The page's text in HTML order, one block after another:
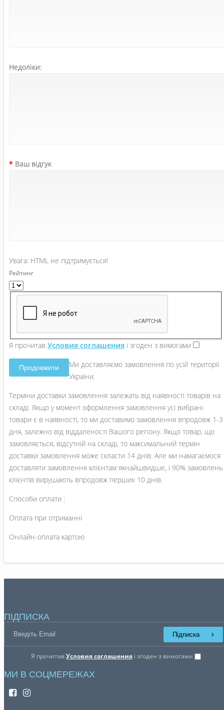
Недоліки:
Ваш відгук
Увага: HTML не підтримується!
Рейтинг
Я прочитав Условия соглашения і згоден з вимогами
Продовжити
Ми доставляємо замовлення по усій території
України.
Терміни доставки замовлення залежать від наявності товарів на
складі. Якщо у момент оформлення замовлення усі вибрані
товари є в наявності, то ми доставимо замовлення впродовж 1-3
дня, залежно від віддаленості Вашого регіону. Якщо товар, що
замовляється, відсутній на складі, то максимальний термін
доставки замовлення може скласти 14 днів. Але ми намагаємося
доставляти замовлення клієнтам якнайшвидше, і 90% замовлень
клієнтів вирушають впродовж перших 10 днів.
Способи оплати :
Оплата при отриманні
Онлайн-оплата картою
ПІДПИСКА
Я прочитавУсловия соглашения і згоден з вимогами
Підписка
МИ В СОЦМЕРЕЖАХ